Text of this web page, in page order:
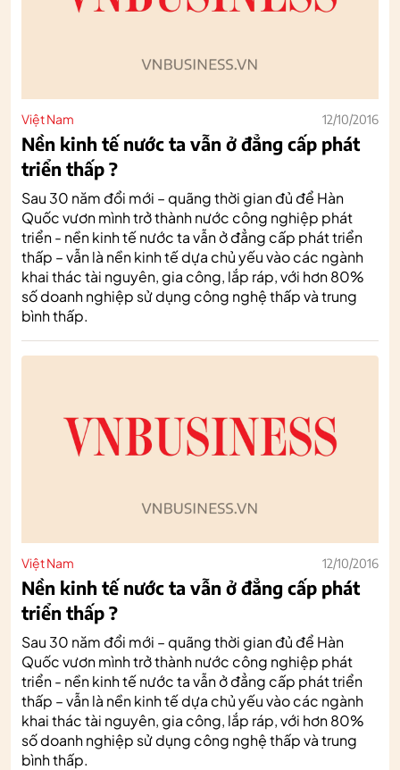
Việt Nam 12/10/2016
Nền kinh tế nước ta vẫn ở đẳng cấp phát
triển thấp ?
Sau 30 năm đổi mới – quãng thời gian đủ để Hàn
Quốc vươn mình trở thành nước công nghiệp phát
triển - nền kinh tế nước ta vẫn ở đẳng cấp phát triển
thấp – vẫn là nền kinh tế dựa chủ yếu vào các ngành
khai thác tài nguyên, gia công, lắp ráp, với hơn 80%
số doanh nghiệp sử dụng công nghệ thấp và trung
bình thấp.
Việt Nam 12/10/2016
Nền kinh tế nước ta vẫn ở đẳng cấp phát
triển thấp ?
Sau 30 năm đổi mới – quãng thời gian đủ để Hàn
Quốc vươn mình trở thành nước công nghiệp phát
triển - nền kinh tế nước ta vẫn ở đẳng cấp phát triển
thấp – vẫn là nền kinh tế dựa chủ yếu vào các ngành
khai thác tài nguyên, gia công, lắp ráp, với hơn 80%
số doanh nghiệp sử dụng công nghệ thấp và trung
bình thấp.